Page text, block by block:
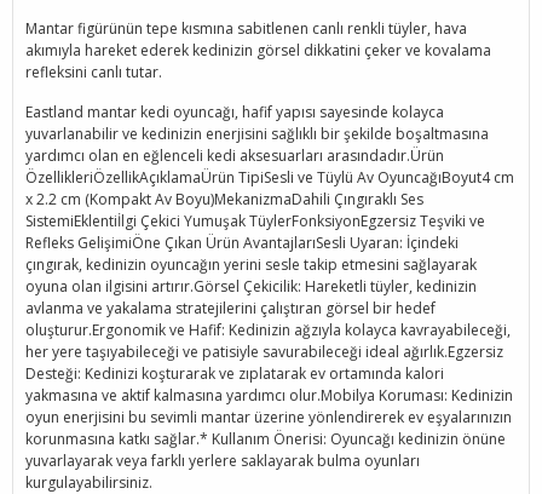
Mantar figürünün tepe kısmına sabitlenen canlı renkli tüyler, hava
akımıyla hareket ederek kedinizin görsel dikkatini çeker ve kovalama
refleksini canlı tutar.
Eastland mantar kedi oyuncağı, hafif yapısı sayesinde kolayca
yuvarlanabilir ve kedinizin enerjisini sağlıklı bir şekilde boşaltmasına
yardımcı olan en eğlenceli kedi aksesuarları arasındadır.Ürün
ÖzellikleriÖzellikAçıklamaÜrün TipiSesli ve Tüylü Av OyuncağıBoyut4 cm
x 2.2 cm (Kompakt Av Boyu)MekanizmaDahili Çıngıraklı Ses
SistemiEklentiİlgi Çekici Yumuşak TüylerFonksiyonEgzersiz Teşviki ve
Refleks GelişimiÖne Çıkan Ürün AvantajlarıSesli Uyaran: İçindeki
çıngırak, kedinizin oyuncağın yerini sesle takip etmesini sağlayarak
oyuna olan ilgisini artırır.Görsel Çekicilik: Hareketli tüyler, kedinizin
avlanma ve yakalama stratejilerini çalıştıran görsel bir hedef
oluşturur.Ergonomik ve Hafif: Kedinizin ağzıyla kolayca kavrayabileceği,
her yere taşıyabileceği ve patisiyle savurabileceği ideal ağırlık.Egzersiz
Desteği: Kedinizi koşturarak ve zıplatarak ev ortamında kalori
yakmasına ve aktif kalmasına yardımcı olur.Mobilya Koruması: Kedinizin
oyun enerjisini bu sevimli mantar üzerine yönlendirerek ev eşyalarınızın
korunmasına katkı sağlar.* Kullanım Önerisi: Oyuncağı kedinizin önüne
yuvarlayarak veya farklı yerlere saklayarak bulma oyunları
kurgulayabilirsiniz.